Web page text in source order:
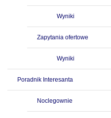
Wyniki
Zapytania ofertowe
Wyniki
Poradnik Interesanta
Noclegownie